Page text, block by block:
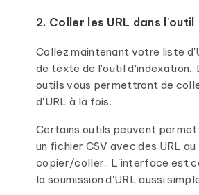
2. Coller les URL dans l'outil
Collez maintenant votre liste
de texte de l'outil d'indexation..
outils vous permettront de
d'URL à la fois.
Certains outils peuvent
un fichier CSV avec des URL au
copier/coller.. L'interface est
la soumission d'URL aussi